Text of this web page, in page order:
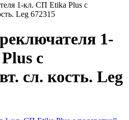
1-кл. СП Etika Plus с
Leg 672315
1-
с
сл. кость. Leg